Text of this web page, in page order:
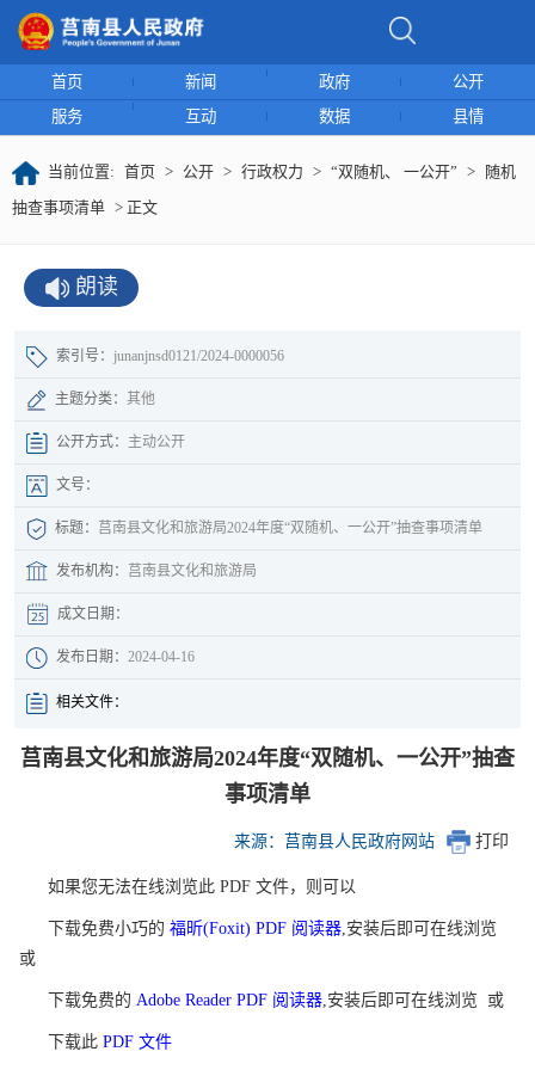
首页 新闻 政府
公开
服务
互动 数据 县情
当前位置: 首页 > 公开 > 行政权力 > “双随机、 一公开” > 随机
抽查事项清单 > 正文
朗读
索引号： junanjnsd0121/2024-0000056
主题分类： 其他
公开方式： 主动公开
文号：
标题： 莒南县文化和旅游局2024年度“双随机、一公开”抽查事项清单
发布机构： 莒南县文化和旅游局
成文日期：
发布日期： 2024-04-16
相关文件：
莒南县文化和旅游局2024年度“双随机、一公开”抽查
事项清单
来源：莒南县人民政府网站 打印
如果您无法在线浏览此 PDF 文件，则可以
下载免费小巧的 福昕(Foxit) PDF 阅读器 ,安装后即可在线浏览
或
下载免费的 Adobe Reader PDF 阅读器 ,安装后即可在线浏览 或
下载此 PDF 文件